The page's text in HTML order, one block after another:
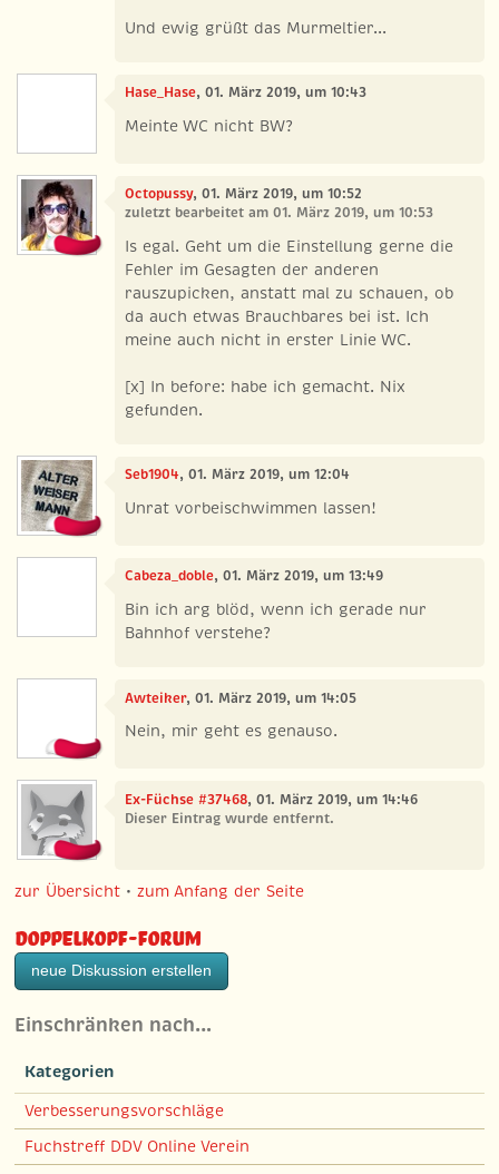
Und ewig grüßt das Murmeltier...
Hase_Hase, 01. März 2019, um 10:43
Meinte WC nicht BW?
Octopussy, 01. März 2019, um 10:52
zuletzt bearbeitet am 01. März 2019, um 10:53
Is egal. Geht um die Einstellung gerne die
Fehler im Gesagten der anderen
rauszupicken, anstatt mal zu schauen, ob
da auch etwas Brauchbares bei ist. Ich
meine auch nicht in erster Linie WC.
[x] In before: habe ich gemacht. Nix
gefunden.
Seb1904, 01. März 2019, um 12:04
Unrat vorbeischwimmen lassen!
Cabeza_doble, 01. März 2019, um 13:49
Bin ich arg blöd, wenn ich gerade nur
Bahnhof verstehe?
Awteiker, 01. März 2019, um 14:05
Nein, mir geht es genauso.
Ex-Füchse #37468, 01. März 2019, um 14:46
Dieser Eintrag wurde entfernt.
zur Übersicht •zum Anfang der Seite
Doppelkopf-Forum
neue Diskussion erstellen
Einschränken nach…
Kategorien
Verbesserungsvorschläge
Fuchstreff DDV Online Verein